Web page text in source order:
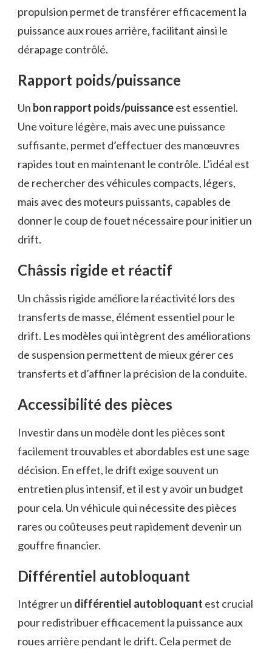
propulsion permet de transférer efficacement la
puissance aux roues arrière, facilitant ainsi le
dérapage contrôlé.
Rapport poids/puissance
Un bon rapport poids/puissanceest essentiel.
Une voiture légère, mais avec une puissance
suffisante, permet d’effectuer des manœuvres
rapides tout en maintenant le contrôle. L’idéal est
de rechercher des véhicules compacts, légers,
mais avec des moteurs puissants, capables de
donner le coup de fouet nécessaire pour initier un
drift.
Châssis rigide et réactif
Un châssis rigide améliore la réactivité lors des
transferts de masse, élément essentiel pour le
drift. Les modèles qui intègrent des améliorations
de suspension permettent de mieux gérer ces
transferts et d’affiner la précision de la conduite.
Accessibilité des pièces
Investir dans un modèle dont les pièces sont
facilement trouvables et abordables est une sage
décision. En effet, le drift exige souvent un
entretien plus intensif, et il est y avoir un budget
pour cela. Un véhicule qui nécessite des pièces
rares ou coûteuses peut rapidement devenir un
gouffre financier.
Différentiel autobloquant
Intégrer un différentiel autobloquant est crucial
pour redistribuer efficacement la puissance aux
roues arrière pendant le drift. Cela permet de